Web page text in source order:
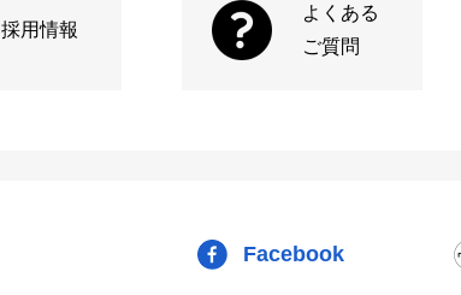
採用情報
よくある
ご質問
Facebook